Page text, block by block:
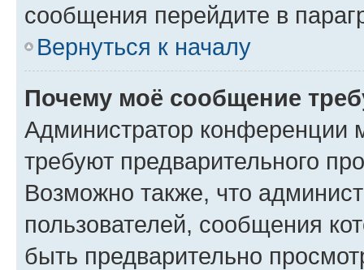
сообщения перейдите в
Вернуться к началу
Почему моё сообщение
Администратор конференции
требуют предварительного
Возможно также, что
пользователей, сообщения
быть предварительно